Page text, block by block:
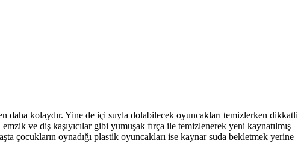
daha kolaydır. Yine de içi suyla dolabilecek oyuncakları temizlerken dikkatli
ve diş kaşıyıcılar gibi yumuşak fırça ile temizlenerek yeni kaynatılmış
çocukların oynadığı plastik oyuncakları ise kaynar suda bekletmek yerine